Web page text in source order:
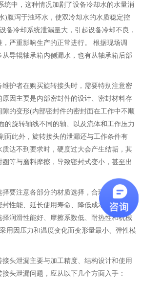
统中，这种情况加剧了设备冷却水的水量消
)腹泻于浊环水，使双冷却水的水质稳定控
备冷却系统泄漏量大，引起设备冷却不良，
严重影响生产的正常进行。 根据现场调
导辊轴承箱内侧漏水，也有从轴承箱后部
护者在购买旋转接头时，需要特别注意密
因主要是内部密封件的设计、密封材料存
的变形(内部密封件的密封面在工作中不顺
的旋转轴线不同的轴、以及流体和工作压力
面此外，旋转接头的泄漏还与工作条件有
达不到要求时，硬度过大会产生结垢，其
等与磨料摩擦，导致密封式变小，甚至出
注意各部分的材质选择，合理选择旋转
性能、延长使用寿命、降低成本具有重要
润滑性能好、摩擦系数低、耐热性和机械
用因压力和温度变化而变形量最小、弹性模
泄漏主要与加工精度、结构设计和使用
头泄漏问题，应从以下几个方面入手：